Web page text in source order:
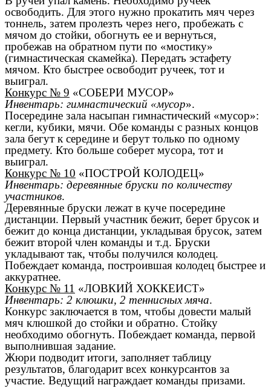
освободить. Для этого нужно прокатить мяч через
тоннель, затем пролезть через него, пробежать с
мячом до стойки, обогнуть ее и вернуться,
пробежав на обратном пути по «мостику»
(гимнастическая скамейка). Передать эстафету
мячом. Кто быстрее освободит ручеек, тот и
выиграл.
Конкурс № 9 «СОБЕРИ МУСОР»
Инвентарь: гимнастический «мусор».
Посередине зала насыпан гимнастический «мусор»:
кегли, кубики, мячи. Обе команды с разных концов
зала бегут к середине и берут только по одному
предмету. Кто больше соберет мусора, тот и
выиграл.
Конкурс № 10 «ПОСТРОЙ КОЛОДЕЦ»
Инвентарь: деревянные бруски по количеству
участников.
Деревянные бруски лежат в куче посередине
дистанции. Первый участник бежит, берет брусок и
бежит до конца дистанции, укладывая брусок, затем
бежит второй член команды и т.д. Бруски
укладывают так, чтобы получился колодец.
Побеждает команда, построившая колодец быстрее и
аккуратнее.
Конкурс № 11 «ЛОВКИЙ ХОККЕИСТ»
Инвентарь: 2 клюшки, 2 теннисных мяча.
Конкурс заключается в том, чтобы довести малый
мяч клюшкой до стойки и обратно. Стойку
необходимо обогнуть. Побеждает команда, первой
выполнившая задание.
Жюри подводит итоги, заполняет таблицу
результатов, благодарит всех конкурсантов за
участие. Ведущий награждает команды призами.